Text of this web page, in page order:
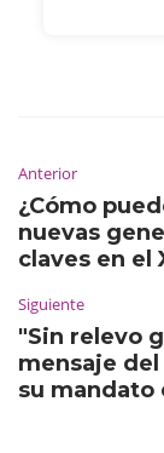
Anterior
¿Cómo
nuevas
claves en el
Siguiente
"Sin relevo
mensaje
su mandato